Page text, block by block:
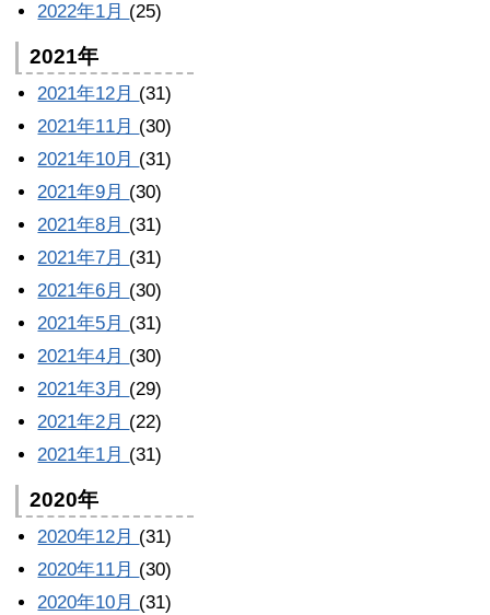
2022年1月 (25)
2021年
2021年12月 (31)
2021年11月 (30)
2021年10月 (31)
2021年9月 (30)
2021年8月 (31)
2021年7月 (31)
2021年6月 (30)
2021年5月 (31)
2021年4月 (30)
2021年3月 (29)
2021年2月 (22)
2021年1月 (31)
2020年
2020年12月 (31)
2020年11月 (30)
2020年10月 (31)